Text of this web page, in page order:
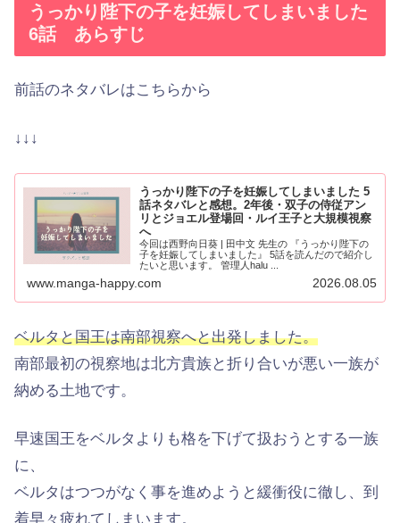
うっかり陛下の子を妊娠してしまいました
6話 あらすじ
前話のネタバレはこちらから
↓↓↓
うっかり陛下の子を妊娠してしまいました 5
話ネタバレと感想。2年後・双子の侍従アン
リとジョエル登場回・ルイ王子と大規模視察
へ
今回は西野向日葵 | 田中文 先生の 『うっかり陛下の
子を妊娠してしまいました』 5話を読んだので紹介し
たいと思います。 管理人halu ...
www.manga-happy.com 2026.08.05
ベルタと国王は南部視察へと出発しました。
南部最初の視察地は北方貴族と折り合いが悪い一族が
納める土地です。
早速国王をベルタよりも格を下げて扱おうとする一族
に、
ベルタはつつがなく事を進めようと緩衝役に徹し、到
着早々疲れてしまいます。